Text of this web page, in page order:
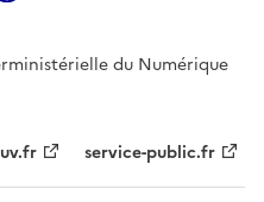
du Numérique
service-public.fr